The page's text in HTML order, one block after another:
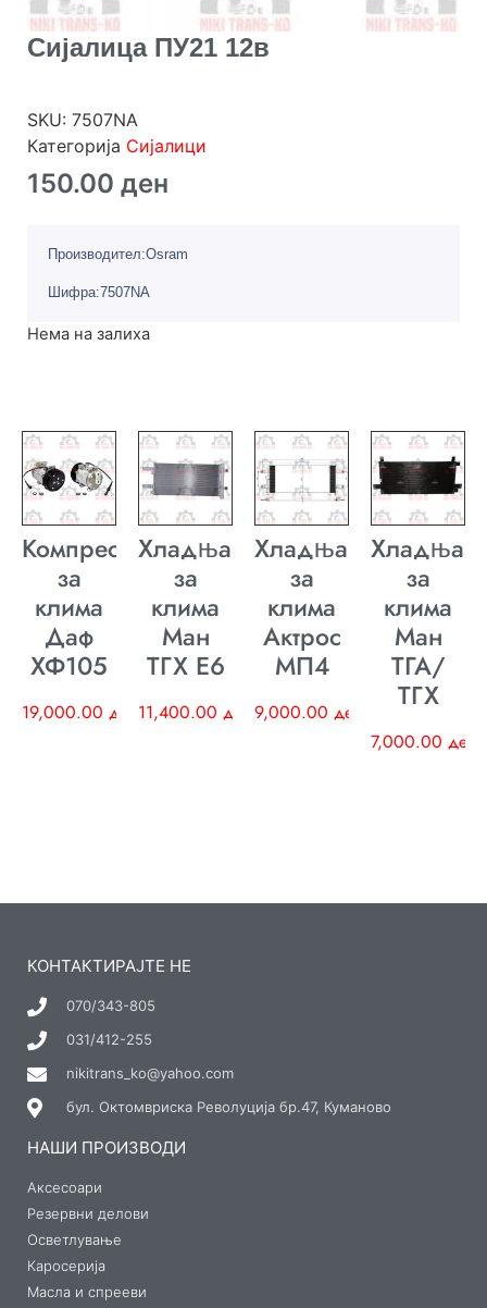
Сијалица ПУ21 12в
SKU: 7507NA
Категорија Сијалици
150.00 ден
Производител:Osram
Шифра:7507NA
Нема на залиха
Компресор
за
клима
Даф
ХФ105
19,000.00 ден
Хладњак
за
клима
Ман
ТГХ E6
11,400.00 ден
Хладњак
за
клима
Актрос
МП4
9,000.00 ден
Хладњак
за
клима
Ман
ТГА/
ТГХ
7,000.00 ден
КОНТАКТИРАЈТЕ НЕ
070/343-805
031/412-255
nikitrans_ko@yahoo.com
бул. Октомвриска Револуција бр.47, Куманово
НАШИ ПРОИЗВОДИ
Аксесоари
Резервни делови
Осветлување
Каросерија
Масла и спрееви